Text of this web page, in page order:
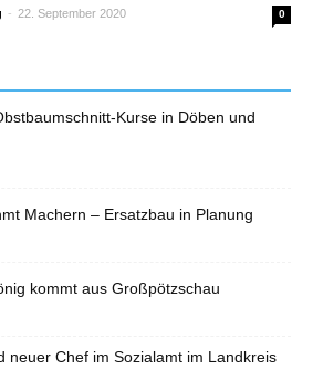
- 22. September 2020 0
Kurse in Döben und
Machern – Ersatzbau in Planung
kommt aus Großpötzschau
neuer Chef im Sozialamt im Landkreis